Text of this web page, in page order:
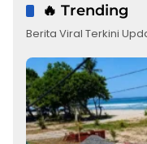
🔥 Trending
Berita Viral Terkini